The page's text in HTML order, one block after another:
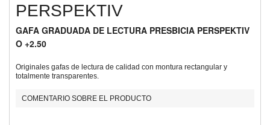
PERSPEKTIV
GAFA GRADUADA DE LECTURA PRESBICIA PERSPEKTIV
O +2.50
Originales gafas de lectura de calidad con montura rectangular y
totalmente transparentes.
COMENTARIO SOBRE EL PRODUCTO